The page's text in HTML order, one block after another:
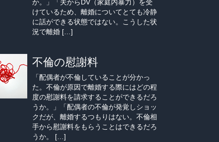
か。」「夫からDV（家庭内暴力）を受
けているため、離婚についてとても冷静
に話ができる状態ではない。こうした状
況で離婚 […]
不倫の慰謝料
「配偶者が不倫していることが分かっ
た。不倫が原因で離婚する際にはどの程
度の慰謝料を請求することができるだろ
うか。」「配偶者の不倫が発覚しショッ
クだが、離婚するつもりはない。不倫相
手から慰謝料をもらうことはできるだろ
うか。 […]